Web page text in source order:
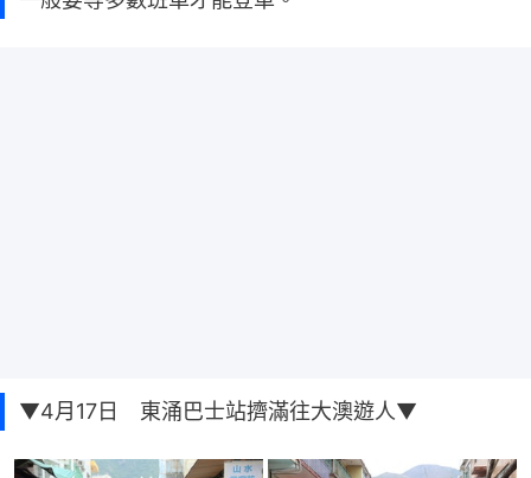
▼4月17日 東涌巴士站擠滿往大澳遊人▼